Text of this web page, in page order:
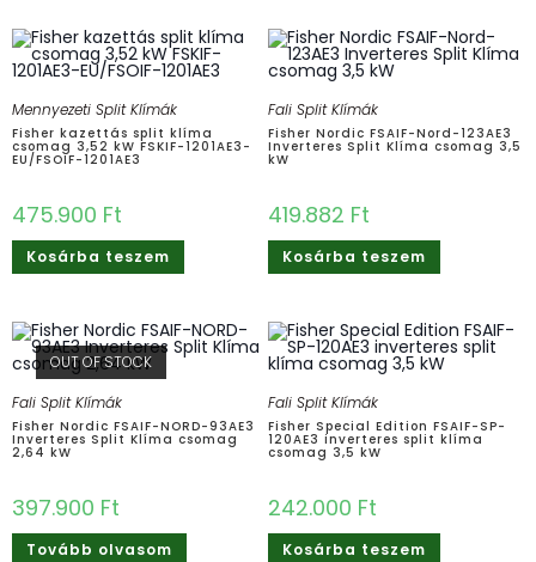
Mennyezeti Split Klímák
Fisher kazettás split klíma
csomag 3,52 kW FSKIF-1201AE3-
EU/FSOIF-1201AE3
475.900 Ft
Kosárba teszem
Fali Split Klímák
Fisher Nordic FSAIF-Nord-123AE3
Inverteres Split Klíma csomag 3,5
kW
419.882 Ft
Kosárba teszem
OUT OF STOCK
Fali Split Klímák
Fisher Nordic FSAIF-NORD-93AE3
Inverteres Split Klíma csomag
2,64 kW
397.900 Ft
Tovább olvasom
Fali Split Klímák
Fisher Special Edition FSAIF-SP-
120AE3 inverteres split klíma
csomag 3,5 kW
242.000 Ft
Kosárba teszem